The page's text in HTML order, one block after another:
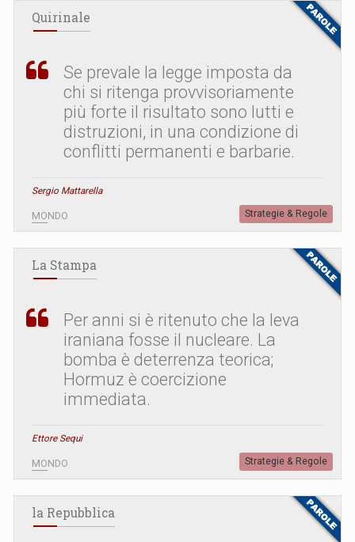
Quirinale
Se prevale la legge imposta da
chi si ritenga provvisoriamente
più forte il risultato sono lutti e
distruzioni, in una condizione di
conflitti permanenti e barbarie.
Sergio Mattarella
MONDO Strategie & Regole
La Stampa
Per anni si è ritenuto che la leva
iraniana fosse il nucleare. La
bomba è deterrenza teorica;
Hormuz è coercizione
immediata.
Ettore Sequi
MONDO Strategie & Regole
la Repubblica